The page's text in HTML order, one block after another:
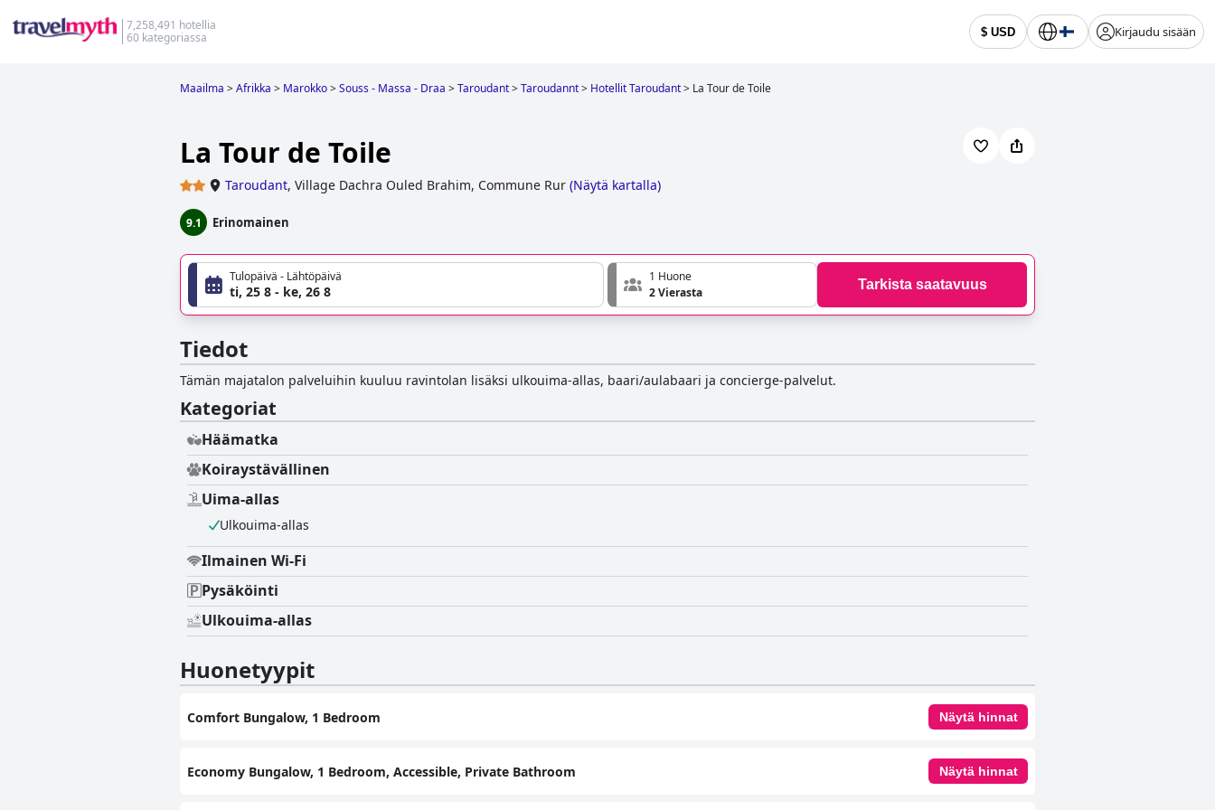
7,258,491 hotellia
60 kategoriassa
$ USD Kirjaudu sisään
Maailma >Afrikka > Marokko>Souss - Massa - Draa >Taroudant>Taroudannt> Hotellit Taroudant> La Tour de Toile
La Tour de Toile
Taroudant, Village Dachra Ouled Brahim, Commune Rur (Näytä kartalla)
9.1 Erinomainen
Tulopäivä - Lähtöpäivä
ti, 25 8 - ke, 26 8
1 Huone
2 Vierasta
Tarkista saatavuus
Tiedot
Tämän majatalon palveluihin kuuluu ravintolan lisäksi ulkouima-allas, baari/aulabaari ja concierge-palvelut.
Kategoriat
Häämatka
Koiraystävällinen
Uima-allas
Ulkouima-allas
Ilmainen Wi-Fi
Pysäköinti
Ulkouima-allas
Huonetyypit
Comfort Bungalow, 1 Bedroom Näytä hinnat
Economy Bungalow, 1 Bedroom, Accessible, Private Bathroom Näytä hinnat